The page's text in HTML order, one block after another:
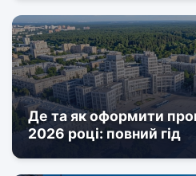
Де та як оформити
2026 році: повний гід